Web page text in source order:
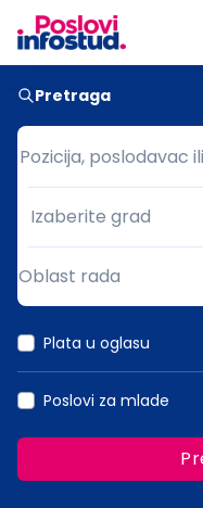
Pretraga
Pozicija, poslodavac
Pozicija, poslodavac
Grad
Izaberite grad
Oblast rada
Plata u oglasu
Poslovi za mlade